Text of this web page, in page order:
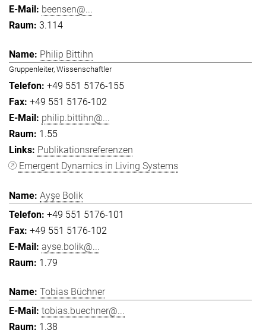
beensen@...
3.114
Philip Bittihn
Gruppenleiter, Wissenschaftler
+49 551 5176-155
+49 551 5176-102
philip.bittihn@...
1.55
Publikationsreferenzen
Emergent Dynamics in Living Systems
Ayşe Bolik
+49 551 5176-101
+49 551 5176-102
ayse.bolik@...
1.79
Tobias Büchner
tobias.buechner@...
1.38